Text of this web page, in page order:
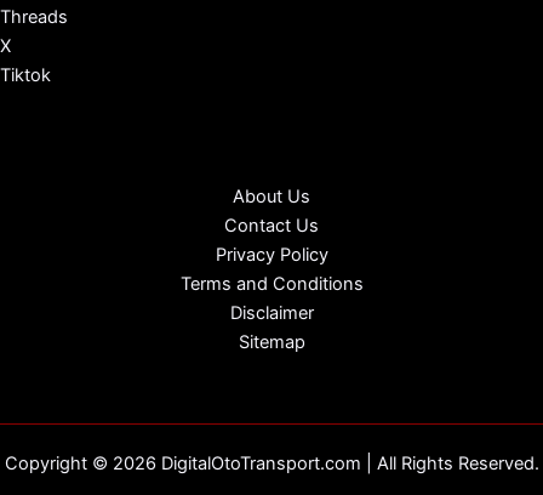
Threads
X
Tiktok
About Us
Contact Us
Privacy Policy
Terms and Conditions
Disclaimer
Sitemap
Copyright © 2026 DigitalOtoTransport.com | All Rights Reserved.